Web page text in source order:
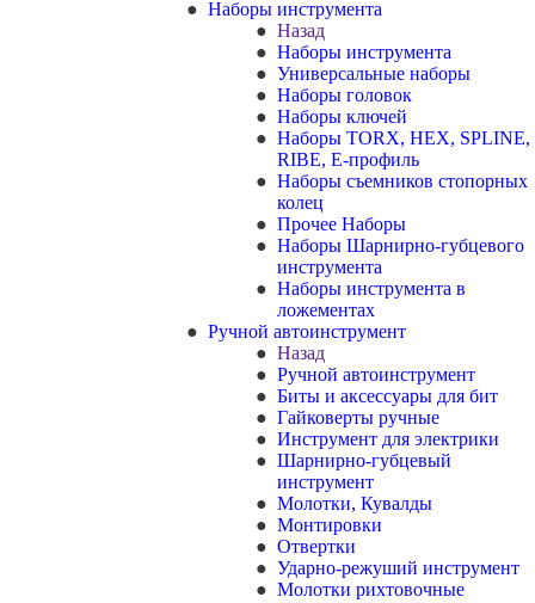
Наборы инструмента
Назад
Наборы инструмента
Универсальные наборы
Наборы головок
Наборы ключей
Наборы TORX, HEX, SPLINE,
RIBE, E-профиль
Наборы съемников стопорных
колец
Прочее Наборы
Наборы Шарнирно-губцевого
инструмента
Наборы инструмента в
ложементах
Ручной автоинструмент
Назад
Ручной автоинструмент
Биты и аксессуары для бит
Гайковерты ручные
Инструмент для электрики
Шарнирно-губцевый
инструмент
Молотки, Кувалды
Монтировки
Отвертки
Ударно-режуший инструмент
Молотки рихтовочные